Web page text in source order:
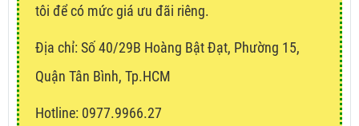
tôi để có mức giá ưu đãi riêng.
Địa chỉ: Số 40/29B Hoàng Bật Đạt, Phường 15,
Quận Tân Bình, Tp.HCM
Hotline: 0977.9966.27